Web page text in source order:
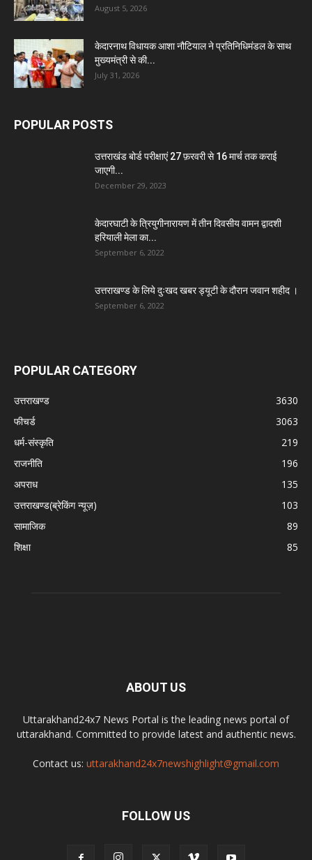
August 5, 2026
केदारनाथ विधायक आशा नौटियाल ने प्रतिनिधिमंडल के साथ
मुख्यमंत्री से की...
July 31, 2026
POPULAR POSTS
उत्तराखंड बोर्ड परीक्षाएं 27 फ़रवरी से 16 मार्च तक कराई
जाएगी...
December 29, 2023
केदारघाटी के त्रियुगीनारायण में तीन दिवसीय वामन द्वादशी
हरियाली मेला का...
September 6, 2022
उत्तराखण्ड के लिये दुःखद खबर ड्यूटी के दौरान जवान शहीद ।
September 6, 2022
POPULAR CATEGORY
उत्तराखण्ड
3630
फीचर्ड
3063
धर्म-संस्कृति
219
राजनीति
196
अपराध
135
उत्तराखण्ड(ब्रेकिंग न्यूज़)
103
सामाजिक
89
शिक्षा
85
ABOUT US
Uttarakhand24x7 News Portal is the leading news portal of
uttarakhand. Committed to provide latest and authentic news.
Contact us: uttarakhand24x7newshighlight@gmail.com
FOLLOW US